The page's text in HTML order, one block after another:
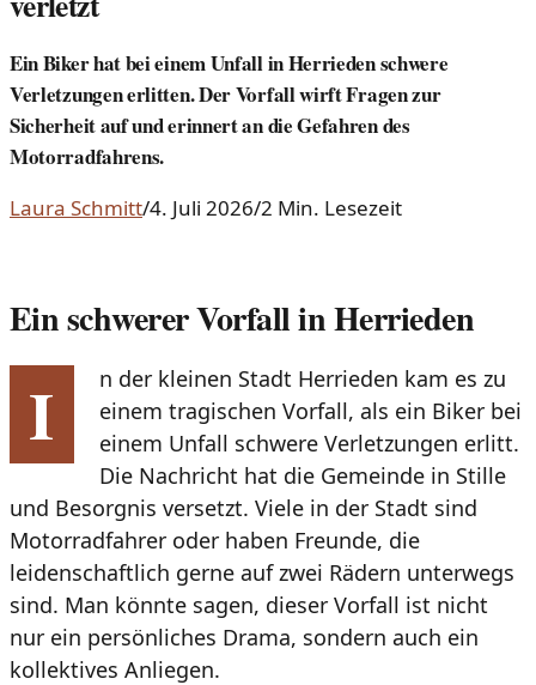
Ein Biker hat bei einem Unfall in Herrieden schwere
Verletzungen erlitten. Der Vorfall wirft Fragen zur
Sicherheit auf und erinnert an die Gefahren des
Motorradfahrens.
Laura Schmitt/4. Juli 2026/2 Min. Lesezeit
Ein schwerer Vorfall in Herrieden
I
n der kleinen Stadt Herrieden kam es zu
einem tragischen Vorfall, als ein Biker bei
einem Unfall schwere Verletzungen erlitt.
Die Nachricht hat die Gemeinde in Stille
und Besorgnis versetzt. Viele in der Stadt sind
Motorradfahrer oder haben Freunde, die
leidenschaftlich gerne auf zwei Rädern unterwegs
sind. Man könnte sagen, dieser Vorfall ist nicht
nur ein persönliches Drama, sondern auch ein
kollektives Anliegen.